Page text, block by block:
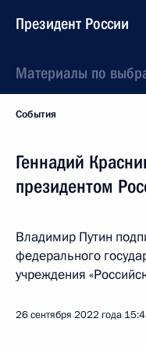
Президент России
Материалы по
События
Геннадий
президентом
Владимир Путин
федерального
учреждения
26 сентября 2022 года